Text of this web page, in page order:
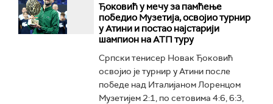
Ђоковић у мечу за памћење
победио Музетија, освојио турнир
у Атини и постао најстарији
шампион на АТП туру
Српски тенисер Новак Ђоковић
освојио је турнир у Атини после
победе над Италијаном Лоренцом
Музетијем 2:1, по сетовима 4:6, 6:3,